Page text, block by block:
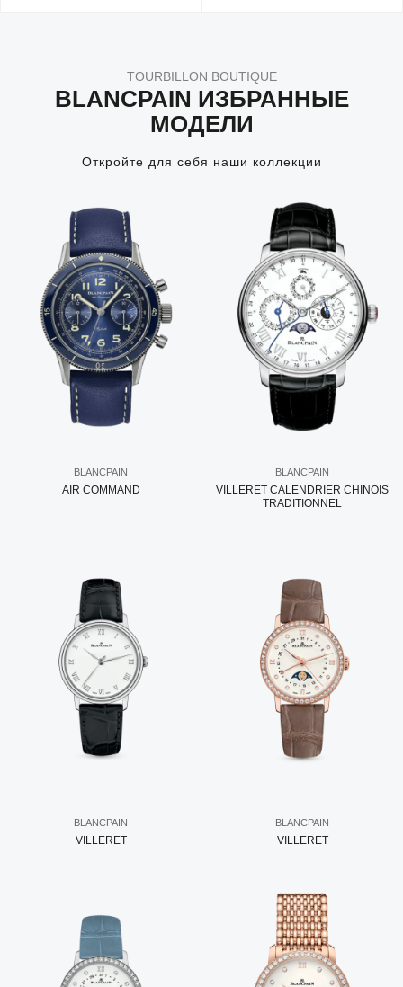
TOURBILLON BOUTIQUE
BLANCPAIN ИЗБРАННЫЕ
МОДЕЛИ
Откройте для себя наши коллекции
BLANCPAIN
AIR COMMAND
BLANCPAIN
VILLERET CALENDRIER CHINOIS
TRADITIONNEL
BLANCPAIN
VILLERET
BLANCPAIN
VILLERET